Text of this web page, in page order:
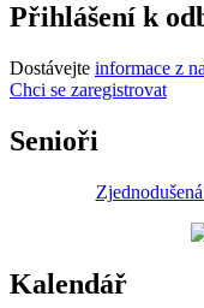
Přihlášení k
Dostávejte informace z
Chci se zaregistrovat
Senioři
Kalendář